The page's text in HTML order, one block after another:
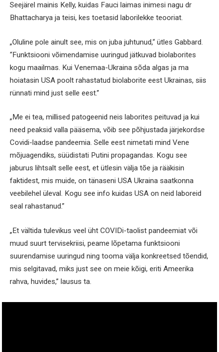
Seejärel mainis Kelly, kuidas Fauci laimas inimesi nagu dr
Bhattacharya ja teisi, kes toetasid laborilekke teooriat.
„Oluline pole ainult see, mis on juba juhtunud,“ ütles Gabbard.
“Funktsiooni võimendamise uuringud jätkuvad biolaborites
kogu maailmas. Kui Venemaa-Ukraina sõda algas ja ma
hoiatasin USA poolt rahastatud biolaborite eest Ukrainas, siis
rünnati mind just selle eest.”
„Me ei tea, millised patogeenid neis laborites peituvad ja kui
need peaksid valla pääsema, võib see põhjustada järjekordse
Covidi-laadse pandeemia. Selle eest nimetati mind Vene
mõjuagendiks, süüdistati Putini propagandas. Kogu see
jaburus lihtsalt selle eest, et ütlesin välja tõe ja rääkisin
faktidest, mis muide, on tänaseni USA Ukraina saatkonna
veebilehel üleval. Kogu see info kuidas USA on neid laboreid
seal rahastanud.”
„Et vältida tulevikus veel üht COVIDi-taolist pandeemiat või
muud suurt tervisekriisi, peame lõpetama funktsiooni
suurendamise uuringud ning tooma välja konkreetsed tõendid,
mis selgitavad, miks just see on meie kõigi, eriti Ameerika
rahva, huvides,” lausus ta.